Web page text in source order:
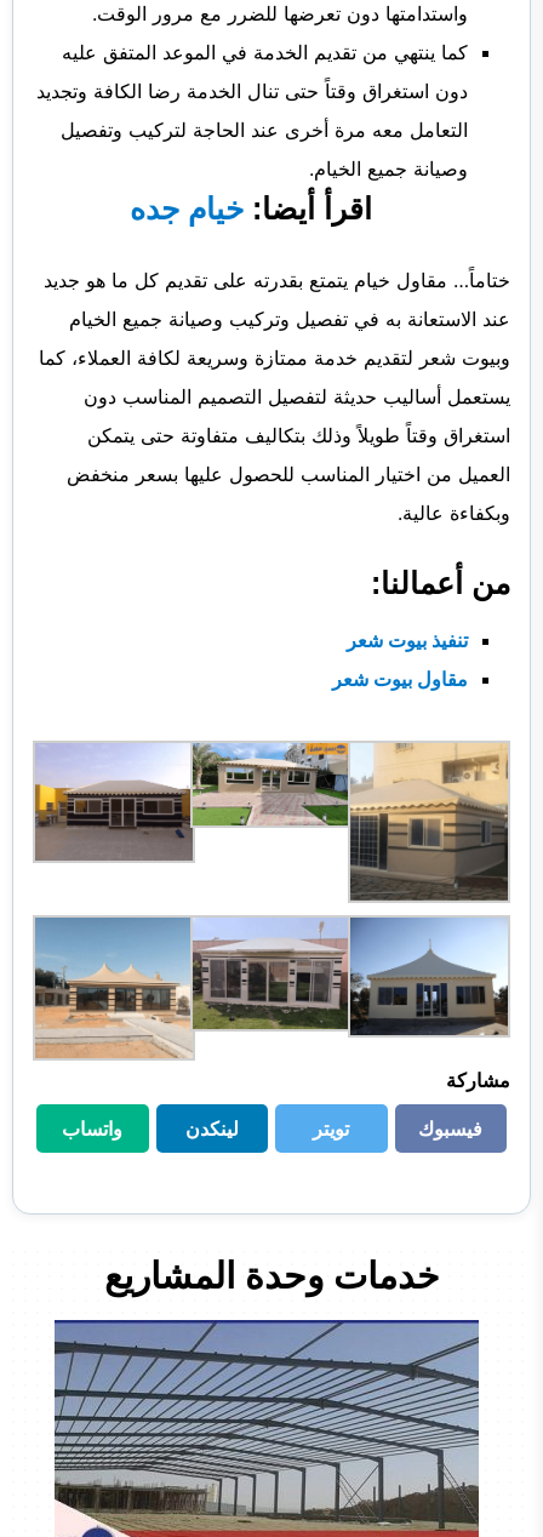
واستدامتها دون تعرضها للضرر مع مرور الوقت.
كما ينتهي من تقديم الخدمة في الموعد المتفق عليه
دون استغراق وقتاً حتى تنال الخدمة رضا الكافة وتجديد
التعامل معه مرة أخرى عند الحاجة لتركيب وتفصيل
وصيانة جميع الخيام.
اقرأ أيضا:خيام جده
ختاماً… مقاول خيام يتمتع بقدرته على تقديم كل ما هو جديد
عند الاستعانة به في تفصيل وتركيب وصيانة جميع الخيام
وبيوت شعر لتقديم خدمة ممتازة وسريعة لكافة العملاء، كما
يستعمل أساليب حديثة لتفصيل التصميم المناسب دون
استغراق وقتاً طويلاً وذلك بتكاليف متفاوتة حتى يتمكن
العميل من اختيار المناسب للحصول عليها بسعر منخفض
وبكفاءة عالية.
من أعمالنا:
تنفيذ بيوت شعر
مقاول بيوت شعر
مشاركة
فيسبوك
فيسبوك
تويتر
تويتر
لينكدن
لينكدن
واتساب
واتساب
خدمات وحدة المشاريع